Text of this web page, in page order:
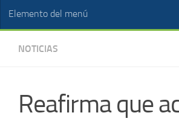
Elemento del menú
NOTICIAS
Reafirma que